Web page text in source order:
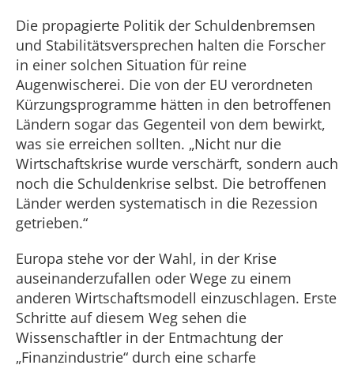
Die propagierte Politik der Schuldenbremsen
und Stabilitätsversprechen halten die Forscher
in einer solchen Situation für reine
Augenwischerei. Die von der EU verordneten
Kürzungsprogramme hätten in den betroffenen
Ländern sogar das Gegenteil von dem bewirkt,
was sie erreichen sollten. „Nicht nur die
Wirtschaftskrise wurde verschärft, sondern auch
noch die Schuldenkrise selbst. Die betroffenen
Länder werden systematisch in die Rezession
getrieben.“
Europa stehe vor der Wahl, in der Krise
auseinanderzufallen oder Wege zu einem
anderen Wirtschaftsmodell einzuschlagen. Erste
Schritte auf diesem Weg sehen die
Wissenschaftler in der Entmachtung der
„Finanzindustrie“ durch eine scharfe